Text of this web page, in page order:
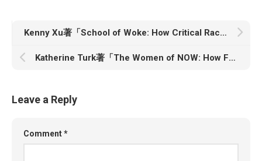
Kenny Xu著「School of Woke: How Critical Race Theory Infiltrated American Schools and Why We Must Reclaim Them」
Katherine Turk著「The Women of NOW: How Feminists Built an Organization That Transformed America」
Leave a Reply
Comment*